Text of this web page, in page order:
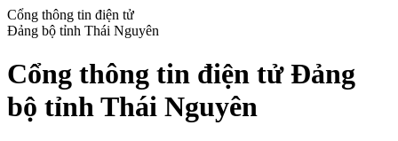
Cổng thông tin điện tử
Đảng bộ tỉnh Thái Nguyên
Cổng thông tin điện tử Đảng
bộ tỉnh Thái Nguyên